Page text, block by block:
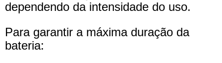
dependendo da intensidade do uso.
Para garantir a máxima duração da
bateria: